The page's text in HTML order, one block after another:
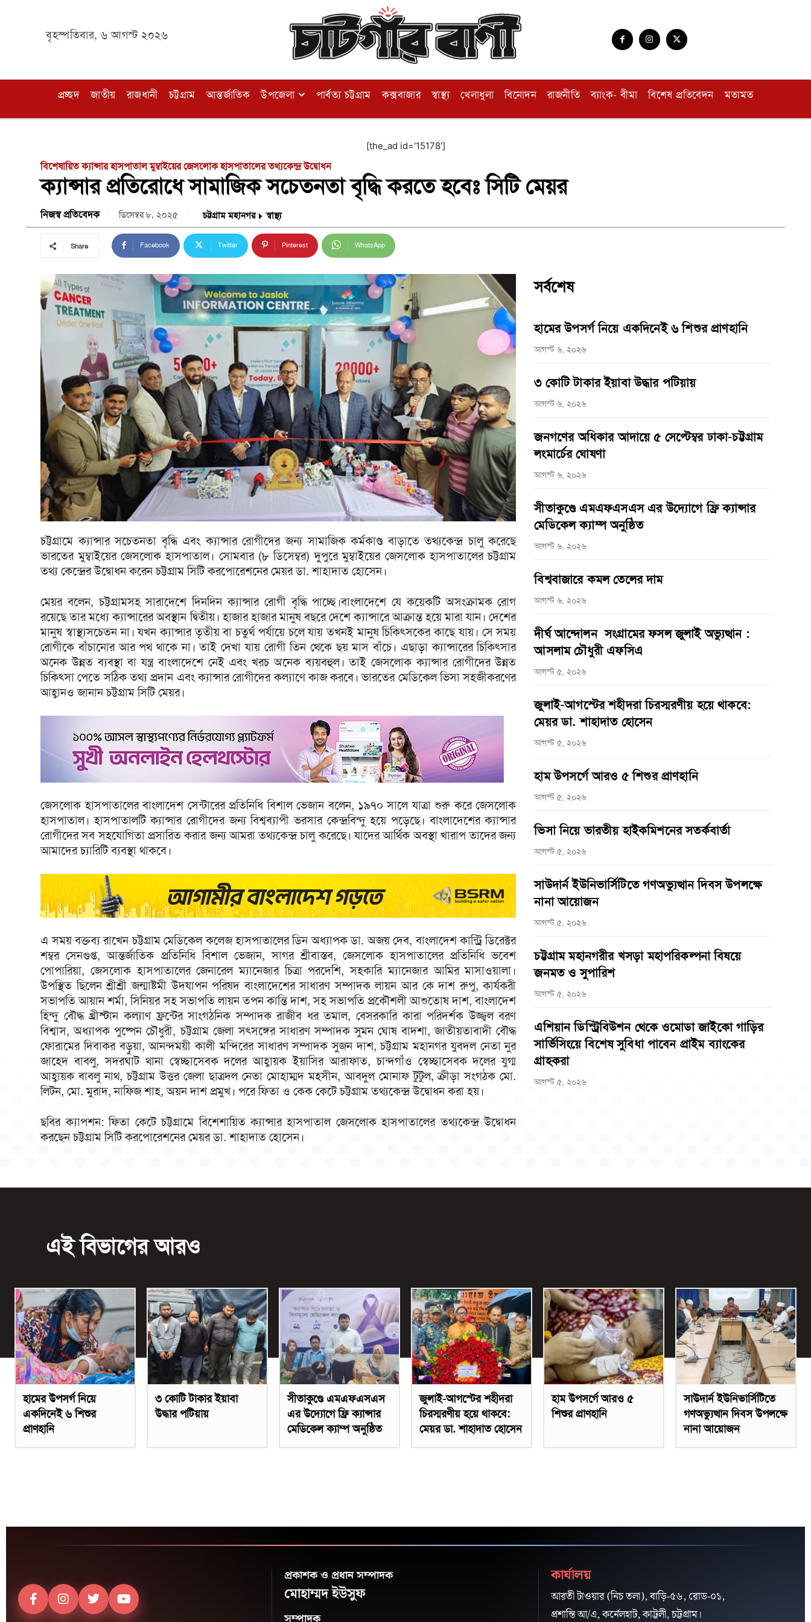
বৃহস্পতিবার, ৬ আগস্ট ২০২৬
প্রচ্ছদ জাতীয় রাজধানী চট্টগ্রাম আন্তর্জাতিক উপজেলা পার্বত্য চট্টগ্রাম কক্সবাজার স্বাস্থ্য খেলাধুলা বিনোদন রাজনীতি ব্যাংক- বীমা বিশেষ প্রতিবেদন মতামত
[the_ad id='15178']
বিশেষায়িত ক্যান্সার হাসপাতাল মুম্বাইয়ের জেসলোক হাসপাতালের তথ্যকেন্দ্র উদ্বোধন
ক্যান্সার প্রতিরোধে সামাজিক সচেতনতা বৃদ্ধি করতে হবেঃ সিটি মেয়র
নিজস্ব প্রতিবেদক ডিসেম্বর ৮, ২০২৫ চট্টগ্রাম মহানগর স্বাস্থ্য
Share Facebook Twitter Pinterest WhatsApp
চট্টগ্রামে ক্যান্সার সচেতনতা বৃদ্ধি এবং ক্যান্সার রোগীদের জন্য সামাজিক কর্মকাণ্ড বাড়াতে তথ্যকেন্দ্র চালু করেছে
ভারতের মুম্বাইয়ের জেসলোক হাসপাতাল। সোমবার (৮ ডিসেম্বর) দুপুরে মুম্বাইয়ের জেসলোক হাসপাতালের চট্টগ্রাম
তথ্য কেন্দ্রের উদ্বোধন করেন চট্টগ্রাম সিটি করপোরেশনের মেয়র ডা. শাহাদাত হোসেন।
মেয়র বলেন, চট্টগ্রামসহ সারাদেশে দিনদিন ক্যান্সার রোগী বৃদ্ধি পাচ্ছে।বাংলাদেশে যে কয়েকটি অসংক্রামক রোগ
রয়েছে তার মধ্যে ক্যান্সারের অবস্থান দ্বিতীয়। হাজার হাজার মানুষ বছরে দেশে ক্যান্সারে আক্রান্ত হয়ে মারা যান। দেশের
মানুষ স্বাস্থ্যসচেতন না। যখন ক্যান্সার তৃতীয় বা চতুর্থ পর্যায়ে চলে যায় তখনই মানুষ চিকিৎসকের কাছে যায়। সে সময়
রোগীকে বাঁচানোর আর পথ থাকে না। তাই দেখা যায় রোগী তিন থেকে ছয় মাস বাঁচে। এছাড়া ক্যান্সারের চিকিৎসার
অনেক উন্নত ব্যবস্থা বা যন্ত্র বাংলাদেশে নেই এবং খরচ অনেক ব্যয়বহুল। তাই জেসলোক ক্যান্সার রোগীদের উন্নত
চিকিৎসা পেতে সঠিক তথ্য প্রদান এবং ক্যান্সার রোগীদের কল্যাণে কাজ করবে। ভারতের মেডিকেল ভিসা সহজীকরণের
আহ্বানও জানান চট্টগ্রাম সিটি মেয়র।
জেসলোক হাসপাতালের বাংলাদেশ সেন্টারের প্রতিনিধি বিশাল ভেজান বলেন, ১৯৭০ সালে যাত্রা শুরু করে জেসলোক
হাসপাতাল। হাসপাতালটি ক্যান্সার রোগীদের জন্য বিশ্বব্যাপী ভরসার কেন্দ্রবিন্দু হয়ে পড়েছে। বাংলাদেশের ক্যান্সার
রোগীদের সব সহযোগিতা প্রসারিত করার জন্য আমরা তথ্যকেন্দ্র চালু করেছে। যাদের আর্থিক অবস্থা খারাপ তাদের জন্য
আমাদের চ্যারিটি ব্যবস্থা থাকবে।
এ সময় বক্তব্য রাখেন চট্টগ্রাম মেডিকেল কলেজ হাসপাতালের ডিন অধ্যাপক ডা. অজয় দেব, বাংলাদেশ কান্ট্রি ডিরেক্টর
শম্বর সেনগুপ্ত, আন্তর্জাতিক প্রতিনিধি বিশাল ভেজান, সাগর শ্রীবাস্তব, জেসলোক হাসপাতালের প্রতিনিধি ভবেশ
পোপারিয়া, জেসলোক হাসপাতালের জেনারেল ম্যানেজার চিত্রা পরদেশি, সহকারি ম্যানেজার আমির মাসাওয়ালা।
উপস্থিত ছিলেন শ্রীশ্রী জন্মাষ্টমী উদযাপন পরিষদ বাংলাদেশের সাধারণ সম্পাদক লায়ন আর কে দাশ রুপু, কার্যকরী
সভাপতি আয়ান শর্মা, সিনিয়র সহ সভাপতি লায়ন তপন কান্তি দাশ, সহ সভাপতি প্রকৌশলী আশুতোষ দাশ, বাংলাদেশ
হিন্দু বৌদ্ধ খ্রীস্টান কল্যাণ ফ্রন্টের সাংগঠনিক সম্পাদক রাজীব ধর তমাল, বেসরকারি কারা পরিদর্শক উজ্জ্বল বরণ
বিশ্বাস, অধ্যাপক পুষ্পেন চৌধুরী, চট্টগ্রাম জেলা সৎসঙ্গের সাধারণ সম্পাদক সুমন ঘোষ বাদশা, জাতীয়তাবাদী বৌদ্ধ
ফোরামের দিবাকর বড়ুয়া, আনন্দময়ী কালী মন্দিরের সাধারণ সম্পাদক সুজন দাশ, চট্টগ্রাম মহানগর যুবদল নেতা নুর
জাহেদ বাবলু, সদরঘাট থানা স্বেচ্ছাসেবক দলের আহ্বায়ক ইয়াসির আরাফাত, চান্দগাঁও স্বেচ্ছাসেবক দলের যুগ্ম
আহ্বায়ক বাবলু নাথ, চট্টগ্রাম উত্তর জেলা ছাত্রদল নেতা মোহাম্মদ মহসীন, আবদুল মোনাফ টুটুল, ক্রীড়া সংগঠক মো.
লিটন, মো. মুরাদ, নাফিজ শাহ, অয়ন দাশ প্রমুখ। পরে ফিতা ও কেক কেটে চট্টগ্রাম তথ্যকেন্দ্র উদ্বোধন করা হয়।
ছবির ক্যাপশন: ফিতা কেটে চট্টগ্রামে বিশেশায়িত ক্যান্সার হাসপাতাল জেসলোক হাসপাতালের তথ্যকেন্দ্র উদ্বোধন
করছেন চট্টগ্রাম সিটি করপোরেশনের মেয়র ডা. শাহাদাত হোসেন।
সর্বশেষ
হামের উপসর্গ নিয়ে একদিনেই ৬ শিশুর প্রাণহানি
আগস্ট ৬, ২০২৬
৩ কোটি টাকার ইয়াবা উদ্ধার পটিয়ায়
আগস্ট ৬, ২০২৬
জনগণের অধিকার আদায়ে ৫ সেপ্টেম্বর ঢাকা-চট্টগ্রাম
লংমার্চের ঘোষণা
আগস্ট ৬, ২০২৬
সীতাকুণ্ডে এমএফএসএস এর উদ্যোগে ফ্রি ক্যান্সার
মেডিকেল ক্যাম্প অনুষ্ঠিত
আগস্ট ৬, ২০২৬
বিশ্ববাজারে কমল তেলের দাম
আগস্ট ৬, ২০২৬
দীর্ঘ আন্দোলন সংগ্রামের ফসল জুলাই অভ্যুত্থান :
আসলাম চৌধুরী এফসিএ
আগস্ট ৫, ২০২৬
জুলাই-আগস্টের শহীদরা চিরস্মরণীয় হয়ে থাকবে:
মেয়র ডা. শাহাদাত হোসেন
আগস্ট ৫, ২০২৬
হাম উপসর্গে আরও ৫ শিশুর প্রাণহানি
আগস্ট ৫, ২০২৬
ভিসা নিয়ে ভারতীয় হাইকমিশনের সতর্কবার্তা
আগস্ট ৫, ২০২৬
সাউদার্ন ইউনিভার্সিটিতে গণঅভ্যুত্থান দিবস উপলক্ষে
নানা আয়োজন
আগস্ট ৫, ২০২৬
চট্টগ্রাম মহানগরীর খসড়া মহাপরিকল্পনা বিষয়ে
জনমত ও সুপারিশ
আগস্ট ৫, ২০২৬
এশিয়ান ডিস্ট্রিবিউশন থেকে ওমোডা জাইকো গাড়ির
সার্ভিসিংয়ে বিশেষ সুবিধা পাবেন প্রাইম ব্যাংকের
গ্রাহকরা
আগস্ট ৫, ২০২৬
এই বিভাগের আরও
হামের উপসর্গ নিয়ে
একদিনেই ৬ শিশুর
প্রাণহানি
৩ কোটি টাকার ইয়াবা
উদ্ধার পটিয়ায়
সীতাকুণ্ডে এমএফএসএস
এর উদ্যোগে ফ্রি ক্যান্সার
মেডিকেল ক্যাম্প অনুষ্ঠিত
জুলাই-আগস্টের শহীদরা
চিরস্মরণীয় হয়ে থাকবে:
মেয়র ডা. শাহাদাত হোসেন
হাম উপসর্গে আরও ৫
শিশুর প্রাণহানি
সাউদার্ন ইউনিভার্সিটিতে
গণঅভ্যুত্থান দিবস উপলক্ষে
নানা আয়োজন
প্রকাশক ও প্রধান সম্পাদক
মোহাম্মদ ইউসুফ
সম্পাদক
কার্যালয়
আরতী টাওয়ার (নিচ তলা), বাড়ি-৫৬, রোড-০১,
প্রশান্তি আ/এ, কর্নেলহাট, কাট্টলী, চট্টগ্রাম।